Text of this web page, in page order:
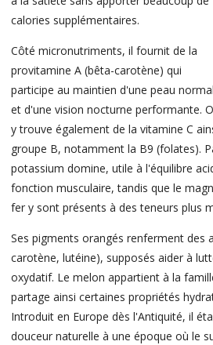
calories supplémentaires.
Côté micronutriments, il fournit de la
provitamine A (bêta-carotène) qui
participe au maintien d'une peau
et d'une vision nocturne performante.
y trouve également de la vitamine C
groupe B, notamment la B9 (folates).
potassium domine, utile à l'équilibre
fonction musculaire, tandis que le
fer y sont présents à des teneurs plus
Ses pigments orangés renferment des
carotène, lutéine), supposés aider à
oxydatif. Le melon appartient à la
partage ainsi certaines propriétés
Introduit en Europe dès l'Antiquité, il
douceur naturelle à une époque où le